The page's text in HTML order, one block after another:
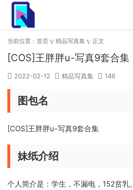
当前位置： 首页 精品写真集 正文
[COS]王胖胖u-写真9套合集
2022-02-12 精品写真集 146
图包名
[COS]王胖胖u-写真9套合集
妹纸介绍
个人简介是：学生，不漏电，152贫乳。